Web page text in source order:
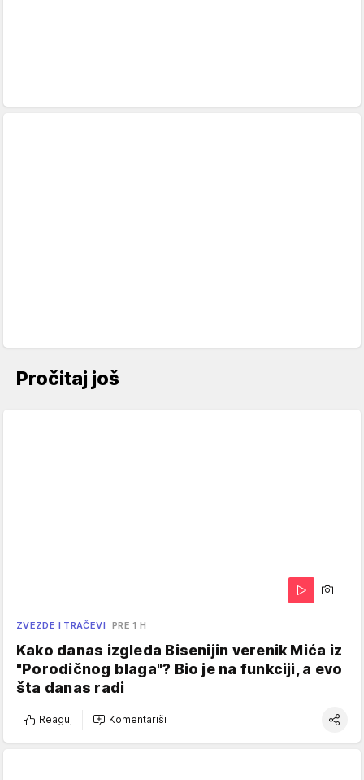
Pročitaj još
ZVEZDE I TRAČEVI PRE 1 H
Kako danas izgleda Bisenijin verenik Mića iz
"Porodičnog blaga"? Bio je na funkciji, a evo
šta danas radi
Reaguj Komentariši